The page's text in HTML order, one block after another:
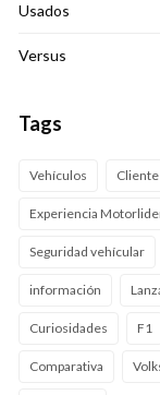
Usados
Versus
Tags
Vehículos
Experiencia
Seguridad vehícular
información
Curiosidades F1
Comparativa